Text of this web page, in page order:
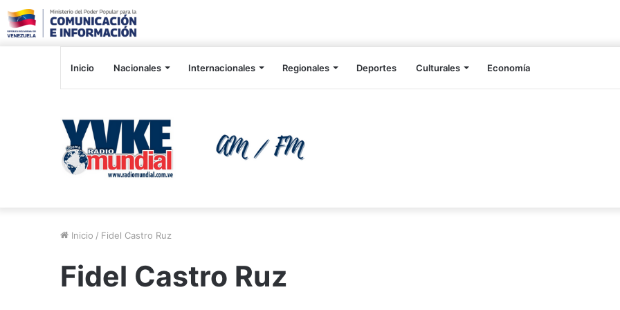
Inicio Nacionales Internacionales Regionales Deportes Culturales Economía
Inicio / Fidel Castro Ruz
Fidel Castro Ruz